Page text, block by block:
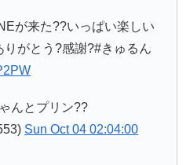
が来た??いっぱい楽しい
がとう?感謝?#きゅるん
んとプリン??
Sun Oct 04 02:04:00